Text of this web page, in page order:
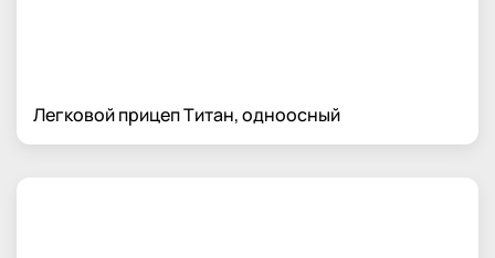
Легковой прицеп Титан, одноосный